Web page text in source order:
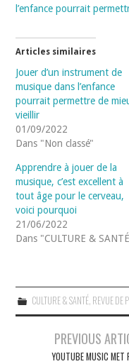
l’enfance pourrait
Articles similaires
Jouer d’un instrument de
musique dans l’enfance
pourrait permettre de
vieillir
01/09/2022
Dans "Non classé"
Apprendre à jouer de la
musique, c’est excellent à
tout âge pour le cerveau,
voici pourquoi
21/06/2022
Dans "CULTURE &
CULTURE & SANTÉ, REVUE DE
NavigationPREVIOUS
YOUTUBE MUSIC MET